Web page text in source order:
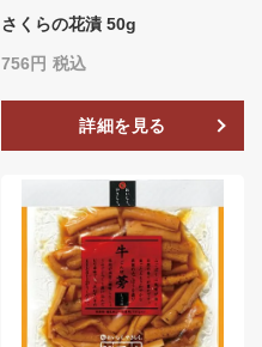
さくらの花漬 50g
756 税込
詳細を見る